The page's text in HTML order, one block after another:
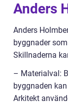
Anders
Anders
byggnader
Skillnaderna
– Materialval:
byggnaden
Arkitekt